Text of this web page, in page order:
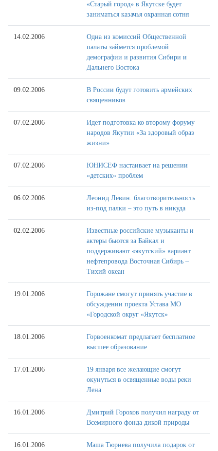
«Старый город» в Якутске будет
заниматься казачья охранная сотня
14.02.2006
Одна из комиссий Общественной
палаты займется проблемой
демографии и развития Сибири и
Дальнего Востока
09.02.2006
В России будут готовить армейских
священников
07.02.2006
Идет подготовка ко второму форуму
народов Якутии «За здоровый образ
жизни»
07.02.2006
ЮНИСЕФ настаивает на решении
«детских» проблем
06.02.2006
Леонид Левин: благотворительность
из-под палки – это путь в никуда
02.02.2006
Известные российские музыканты и
актеры бьются за Байкал и
поддерживают «якутский» вариант
нефтепровода Восточная Сибирь –
Тихий океан
19.01.2006
Горожане смогут принять участие в
обсуждении проекта Устава МО
«Городской округ «Якутск»
18.01.2006
Горвоенкомат предлагает бесплатное
высшее образование
17.01.2006
19 января все желающие смогут
окунуться в освященные воды реки
Лена
16.01.2006
Дмитрий Горохов получил награду от
Всемирного фонда дикой природы
16.01.2006
Маша Тюрнева получила подарок от